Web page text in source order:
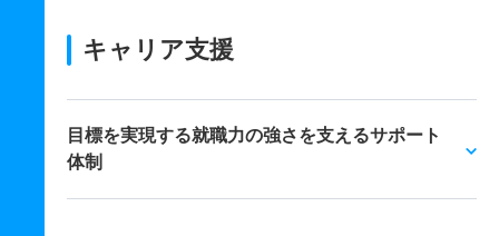
キャリア支援
目標を実現する就職力の強さを支えるサポート
体制